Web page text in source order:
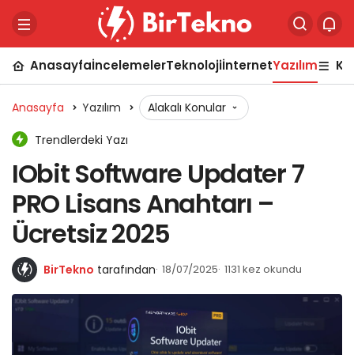
AnasayfaİncelemelerTeknolojiİnternetYazılım
Anasayfa Yazılım Alakalı Konular
Trendlerdeki Yazı
IObit Software Updater 7
PRO Lisans Anahtarı –
Ücretsiz 2025
BirTekno tarafından 18/07/2025 1131 kez okundu